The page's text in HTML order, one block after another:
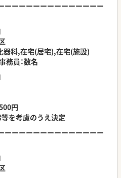
ーーーーーーーーーーーーーー
器科,在宅(居宅),在宅(施設)
務員：数名
円
慮のうえ決定
ーーーーーーーーーーーーーー